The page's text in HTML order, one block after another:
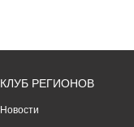
КЛУБ РЕГИОНОВ
Новости